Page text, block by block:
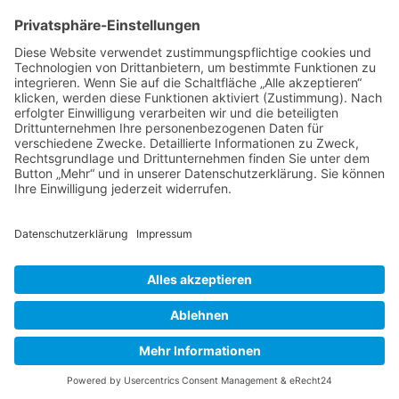
Impressum
Ralf Krauter – Science Reporter
Mehlemer Str. 15, 50968 Köln
USt-IdNr.: DE258510696
Kontakt
Tel.: 0221 / 27 18 396
Mail:
© 2023 Ralf Krauter –Impressum|Datenschutz